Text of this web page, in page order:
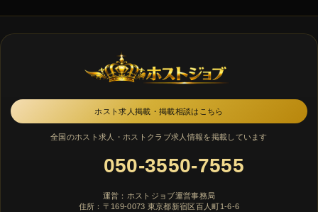
ホスト求人掲載・掲載相談はこちら
全国のホスト求人・ホストクラブ求人情報を掲載しています
050-3550-7555
運営：ホストジョブ運営事務局
住所：〒169-0073 東京都新宿区百人町1-6-6